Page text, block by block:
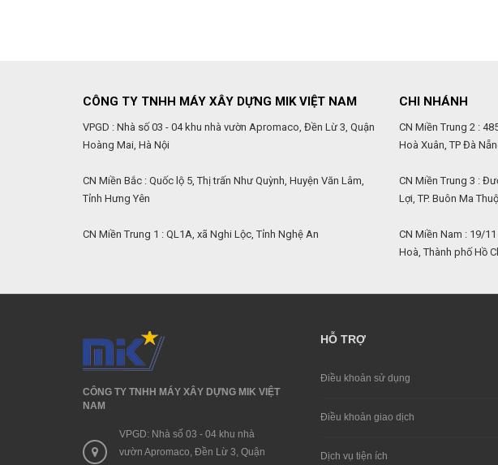
CÔNG TY TNHH MÁY XÂY DỰNG MIK VIỆT NAM
VPGD : Nhà số 03 - 04 khu nhà vườn Apromaco, Đền Lừ 3, Quận
Hoàng Mai, Hà Nội
CN Miền Bắc : Quốc lộ 5, Thị trấn Như Quỳnh, Huyện Văn Lâm,
Tỉnh Hưng Yên
CN Miền Trung 1 : QL1A, xã Nghi Lộc, Tỉnh Nghệ An
CHI NHÁNH
CN Miền Trung 2 :
Hoà Xuân, TP Đà
CN Miền Trung 3 :
Lợi, TP. Buôn Ma
CN Miền Nam : 19/
Hoà, Thành phố Hồ
CÔNG TY TNHH MÁY XÂY DỰNG MIK VIỆT
NAM
VPGD: Nhà số 03 - 04 khu nhà
vườn Apromaco, Đền Lừ 3, Quận
HỖ TRỢ
Điều khoản sử dụng
Điều khoản giao dịch
Dịch vụ tiện ích